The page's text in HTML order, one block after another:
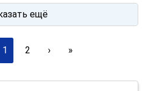
ещё
1 2 › »